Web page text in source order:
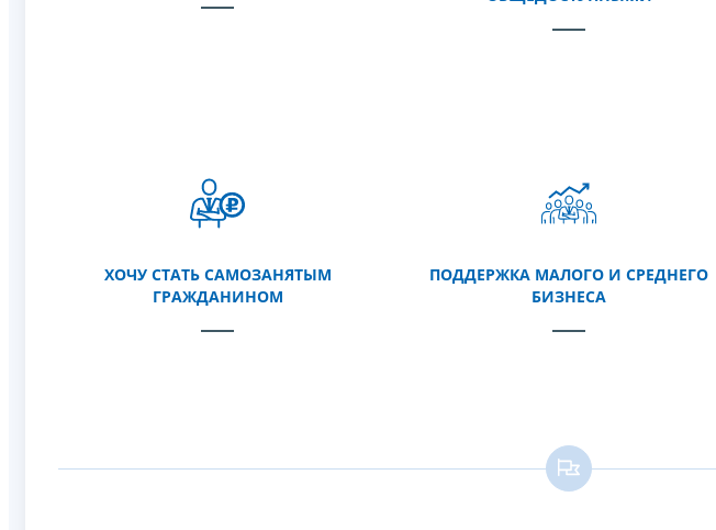
ХОЧУ СТАТЬ САМОЗАНЯТЫМ
ГРАЖДАНИНОМ
ПОДДЕРЖКА МАЛОГО И СРЕДНЕГО
БИЗНЕСА